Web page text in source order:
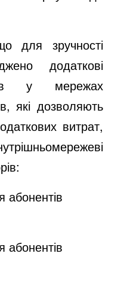
для зручності
додаткові
у мережах
які дозволяють
витрат,